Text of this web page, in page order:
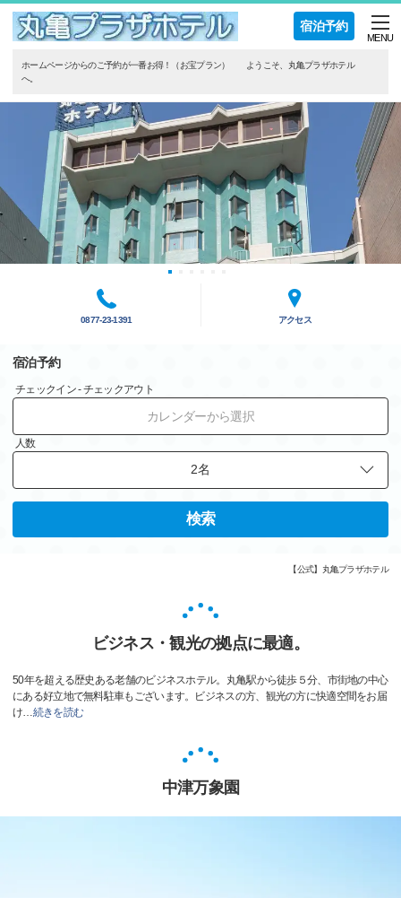
宿泊予約
MENU
ホームページからのご予約が一番お得！（お宝プラン） ようこそ、丸亀プラザホテル
へ。
0877-23-1391 アクセス
宿泊予約
チェックイン - チェックアウト
カレンダーから選択
人数
検索
【公式】丸亀プラザホテル
ビジネス・観光の拠点に最適。
50年を超える歴史ある老舗のビジネスホテル。丸亀駅から徒歩５分、市街地の中心
にある好立地で無料駐車もございます。ビジネスの方、観光の方に快適空間をお届
け…続きを読む
中津万象園